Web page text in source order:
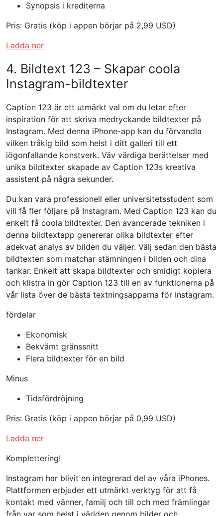
Synopsis i krediterna
Pris: Gratis (köp i appen börjar på 2,99 USD)
Ladda ner
4. Bildtext 123 – Skapar coola
Instagram-bildtexter
Caption 123 är ett utmärkt val om du letar efter
inspiration för att skriva medryckande bildtexter på
Instagram. Med denna iPhone-app kan du förvandla
vilken tråkig bild som helst i ditt galleri till ett
iögonfallande konstverk. Väv värdiga berättelser med
unika bildtexter skapade av Caption 123s kreativa
assistent på några sekunder.
Du kan vara professionell eller universitetsstudent som
vill få fler följare på Instagram. Med Caption 123 kan du
enkelt få coola bildtexter. Den avancerade tekniken i
denna bildtextapp genererar olika bildtexter efter
adekvat analys av bilden du väljer. Välj sedan den bästa
bildtexten som matchar stämningen i bilden och dina
tankar. Enkelt att skapa bildtexter och smidigt kopiera
och klistra in gör Caption 123 till en av funktionerna på
vår lista över de bästa textningsapparna för Instagram.
fördelar
Ekonomisk
Bekvämt gränssnitt
Flera bildtexter för en bild
Minus
Tidsfördröjning
Pris: Gratis (köp i appen börjar på 0,99 USD)
Ladda ner
Komplettering!
Instagram har blivit en integrerad del av våra iPhones.
Plattformen erbjuder ett utmärkt verktyg för att få
kontakt med vänner, familj och till och med främlingar
från var som helst i världen genom bilder och